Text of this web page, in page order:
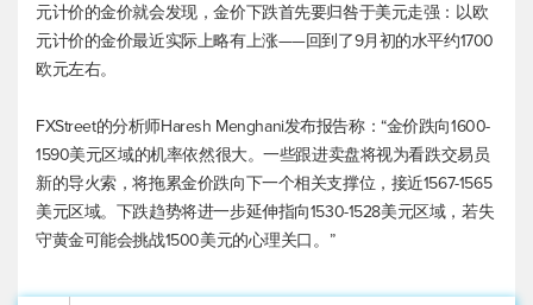
元计价的金价就会发现，金价下跌首先要归咎于美元走强：以欧
元计价的金价最近实际上略有上涨——回到了9月初的水平约1700
欧元左右。
FXStreet的分析师Haresh Menghani发布报告称：“金价跌向1600-
1590美元区域的机率依然很大。一些跟进卖盘将视为看跌交易员
新的导火索，将拖累金价跌向下一个相关支撑位，接近1567-1565
美元区域。下跌趋势将进一步延伸指向1530-1528美元区域，若失
守黄金可能会挑战1500美元的心理关口。”